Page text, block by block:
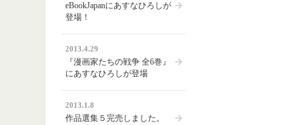
eBookJapanにあすなひろしが
登場！
2013.4.29
『漫画家たちの戦争 全6巻』
にあすなひろしが登場
2013.1.8
作品選集５完売しました。